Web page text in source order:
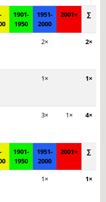
1901-
1950
1951-
2000
2001+ ∑
2× 2×
1× 1×
3× 1× 4×
1901-
1950
1951-
2000
2001+ ∑
1× 1×